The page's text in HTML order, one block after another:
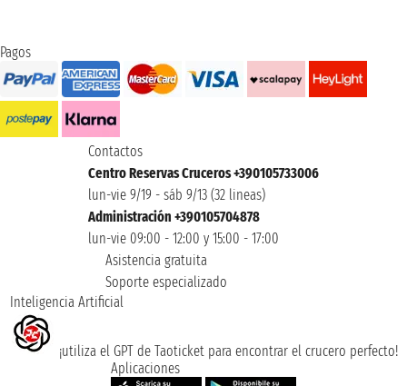
Pagos
Contactos
Centro Reservas Cruceros +390105733006
lun-vie 9/19 - sáb 9/13 (32 lineas)
Administración +390105704878
lun-vie 09:00 - 12:00 y 15:00 - 17:00
Asistencia gratuita
Soporte especializado
Inteligencia Artificial
¡utiliza el GPT de Taoticket para encontrar el crucero perfecto!
Aplicaciones